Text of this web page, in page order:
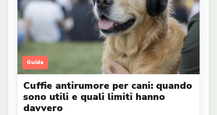
Guida
Cuffie antirumore per cani: quando
sono utili e quali limiti hanno
davvero